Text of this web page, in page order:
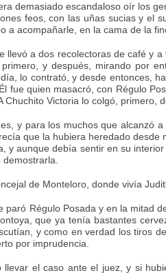
demasiado escandaloso oír los
feos, con las uñas sucias y el
a acompañarle, en la cama de la
llevó a dos recolectoras de café y
primero, y después, mirando por
lo contrató, y desde entonces,
fue quien masacró, con Régulo
Chuchito Victoria lo colgó, primero,
y para los muchos que alcanzó
que la hubiera heredado
y aunque debía sentir en su
de Monteloro, donde vivía
paró Régulo Posada y en la mitad
que ya tenía bastantes
y como en verdad los tiros
por imprudencia.
llevar el caso ante el juez, y si